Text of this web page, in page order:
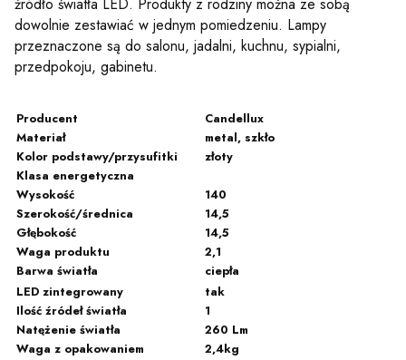
dowolnie zestawiać w jednym pomiedzeniu. Lampy
przeznaczone są do salonu, jadalni, kuchnu, sypialni,
przedpokoju, gabinetu.
Producent
Candellux
Materiał
metal, szkło
Kolor podstawy/przysufitki
złoty
Klasa energetyczna
Wysokość
140
Szerokość/średnica
14,5
Głębokość
14,5
Waga produktu
2,1
Barwa światła
ciepła
LED zintegrowany
tak
Ilość źródeł światła
1
Natężenie światła
260 Lm
Waga z opakowaniem
2,4kg